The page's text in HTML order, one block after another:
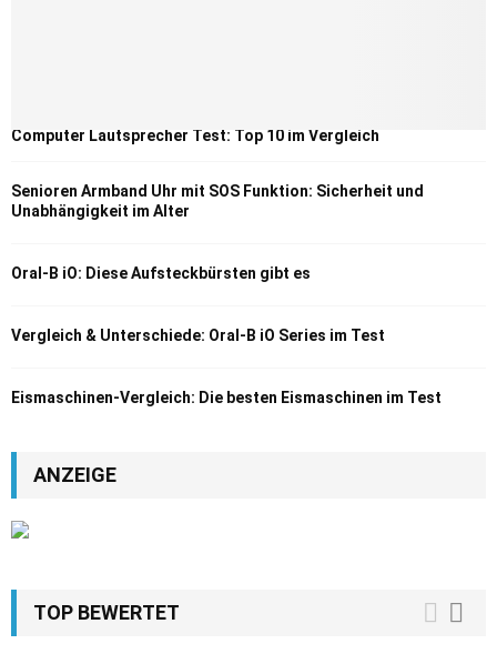
Computer Lautsprecher Test: Top 10 im Vergleich
Senioren Armband Uhr mit SOS Funktion: Sicherheit und
Unabhängigkeit im Alter
Oral-B iO: Diese Aufsteckbürsten gibt es
Vergleich & Unterschiede: Oral-B iO Series im Test
Eismaschinen-Vergleich: Die besten Eismaschinen im Test
ANZEIGE
TOP BEWERTET